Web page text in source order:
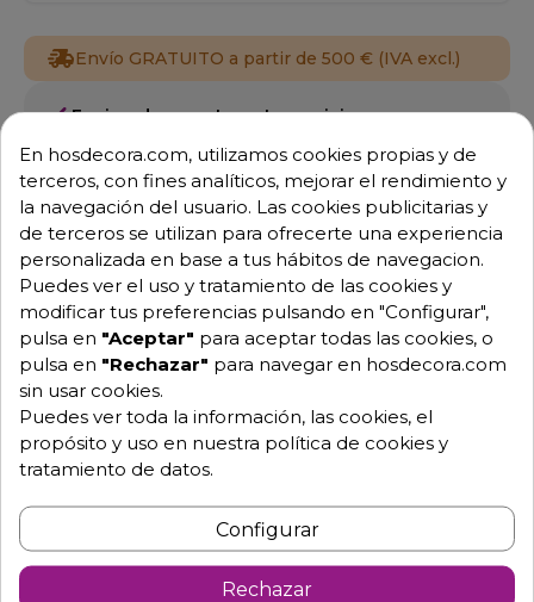
Envío GRATUITO a partir de 500 € (IVA excl.)
Equipo de expertos a tu servicio.
Pago 100% seguro.
Consulta tus dudas con nosotros.
976 25 59 91
info@hosdecora.com
Hablemos
Pide tu presupuesto
En hosdecora.com, utilizamos cookies propias y de
terceros, con fines analíticos, mejorar el rendimiento y
la navegación del usuario. Las cookies publicitarias y
de terceros se utilizan para ofrecerte una experiencia
personalizada en base a tus hábitos de navegacion.
Puedes ver el uso y tratamiento de las cookies y
modificar tus preferencias pulsando en "Configurar",
pulsa en "Aceptar" para aceptar todas las cookies, o
pulsa en "Rechazar" para navegar en hosdecora.com
sin usar cookies.
Puedes ver toda la información, las cookies, el
propósito y uso en nuestra política de cookies y
tratamiento de datos.
Configurar
Rechazar